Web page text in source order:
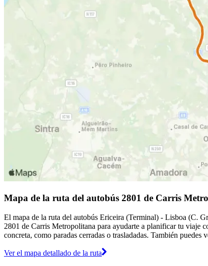
Mapa de la ruta del autobús 2801 de Carris
El mapa de la ruta del autobús Ericeira (Terminal) - Lisboa (C.
2801 de Carris Metropolitana para ayudarte a planificar tu viaje
concreta, como paradas cerradas o trasladadas. También
Ver el mapa detallado de la ruta